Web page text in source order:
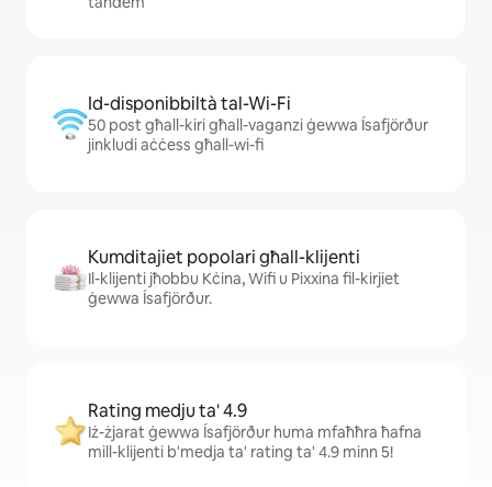
Id-disponibbiltà tal-Wi-Fi
50 post għall-kiri għall-vaganzi ġewwa Ísafjörður
jinkludi aċċess għall-wi-fi
Kumditajiet popolari għall-klijenti
Il-klijenti jħobbu Kċina, Wifi u Pixxina fil-kirjiet
ġewwa Ísafjörður.
Rating medju ta' 4.9
Iż-żjarat ġewwa Ísafjörður huma mfaħħra ħafna
mill-klijenti b'medja ta' rating ta' 4.9 minn 5!